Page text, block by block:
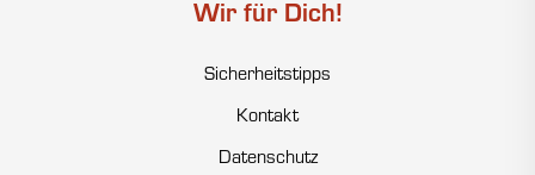
Wir für Dich!
Sicherheitstipps
Kontakt
Datenschutz